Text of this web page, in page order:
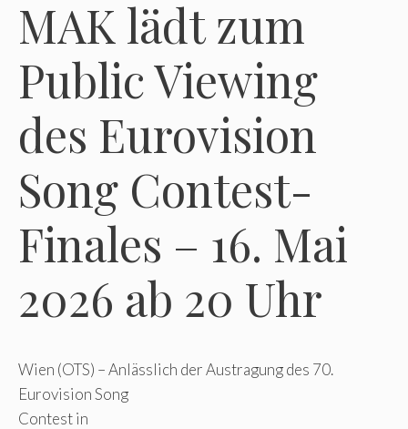
MAK lädt zum
Public Viewing
des Eurovision
Song Contest-
Finales – 16. Mai
2026 ab 20 Uhr
Wien (OTS) – Anlässlich der Austragung des 70.
Eurovision Song
Contest in